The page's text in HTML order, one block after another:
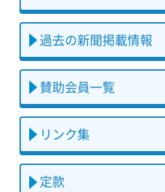
過去の新聞掲載情報
賛助会員一覧
リンク集
定款